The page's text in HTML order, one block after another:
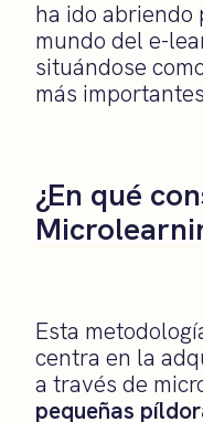
ha ido abriendo
mundo del e-
situándose
más
¿En qué
Esta
centra en la
a través de
pequeñas